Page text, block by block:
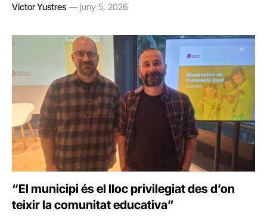
Víctor Yustres juny 5, 2026
“El municipi és el lloc privilegiat des d’on
teixir la comunitat educativa”